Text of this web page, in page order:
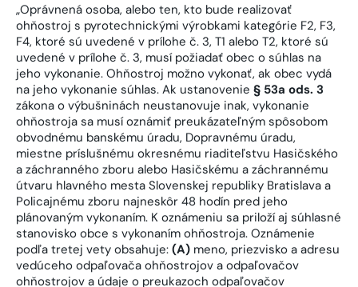
„Oprávnená osoba, alebo ten, kto bude realizovať
ohňostroj s pyrotechnickými výrobkami kategórie F2, F3,
F4, ktoré sú uvedené v prílohe č. 3, T1 alebo T2, ktoré sú
uvedené v prílohe č. 3, musí požiadať obec o súhlas na
jeho vykonanie. Ohňostroj možno vykonať, ak obec vydá
na jeho vykonanie súhlas. Ak ustanovenie § 53a ods. 3
zákona o výbušninách neustanovuje inak, vykonanie
ohňostroja sa musí oznámiť preukázateľným spôsobom
obvodnému banskému úradu, Dopravnému úradu,
miestne príslušnému okresnému riaditeľstvu Hasičského
a záchranného zboru alebo Hasičskému a záchrannému
útvaru hlavného mesta Slovenskej republiky Bratislava a
Policajnému zboru najneskôr 48 hodín pred jeho
plánovaným vykonaním. K oznámeniu sa priloží aj súhlasné
stanovisko obce s vykonaním ohňostroja. Oznámenie
podľa tretej vety obsahuje: (A) meno, priezvisko a adresu
vedúceho odpaľovača ohňostrojov a odpaľovačov
ohňostrojov a údaje o preukazoch odpaľovačov